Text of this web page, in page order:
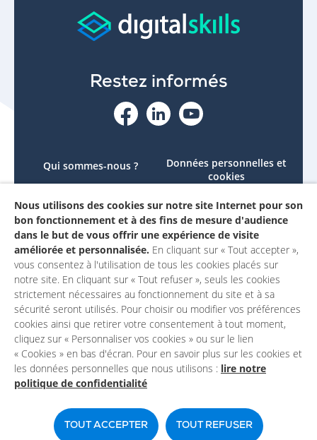
Restez informés
Qui sommes-nous ?
Le projet
Contactez-nous
Mon compte
Données personnelles et
cookies
Accessibilité : non
conforme
Mentions légales
Un site du
Nous utilisons des cookies sur notre site Internet pour son
bon fonctionnement et à des fins de mesure d'audience
dans le but de vous offrir une expérience de visite
améliorée et personnalisée. En cliquant sur « Tout accepter »,
vous consentez à l'utilisation de tous les cookies placés sur
notre site. En cliquant sur « Tout refuser », seuls les cookies
strictement nécessaires au fonctionnement du site et à sa
sécurité seront utilisés. Pour choisir ou modifier vos préférences
cookies ainsi que retirer votre consentement à tout moment,
cliquez sur « Personnaliser vos cookies » ou sur le lien
« Cookies » en bas d'écran. Pour en savoir plus sur les cookies et
les données personnelles que nous utilisons : lire notre
politique de confidentialité
TOUT ACCEPTER TOUT REFUSER